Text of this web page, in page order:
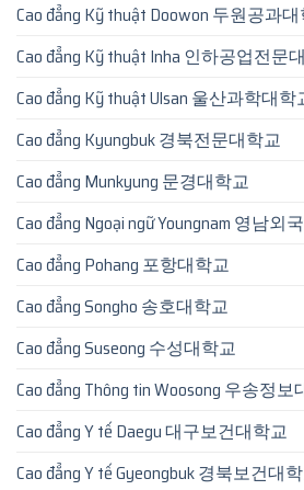
Cao đẳng Kỹ thuật Doowon 두원공과
Cao đẳng Kỹ thuật Inha 인하공업전문
Cao đẳng Kỹ thuật Ulsan 울산과학대학
Cao đẳng Kyungbuk 경북전문대학교
Cao đẳng Munkyung 문경대학교
Cao đẳng Ngoại ngữ Youngnam 영남외
Cao đẳng Pohang 포항대학교
Cao đẳng Songho 송호대학교
Cao đẳng Suseong 수성대학교
Cao đẳng Thông tin Woosong 우송정보
Cao đẳng Y tế Daegu 대구보건대학교
Cao đẳng Y tế Gyeongbuk 경북보건대